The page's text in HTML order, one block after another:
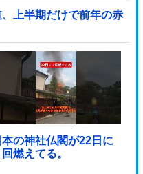
上半期だけで前年の赤
本の神社仏閣が22日に
回燃えてる。